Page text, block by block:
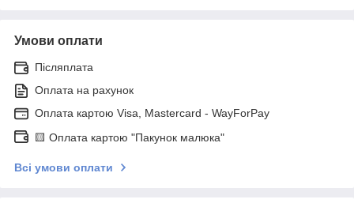
Умови оплати
Післяплата
Оплата на рахунок
Оплата картою Visa, Mastercard - WayForPay
🟨 Оплата картою "Пакунок малюка"
Всі умови оплати